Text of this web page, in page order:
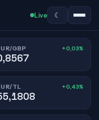
Live ☾
GBP +0,03%
TL +0,43%